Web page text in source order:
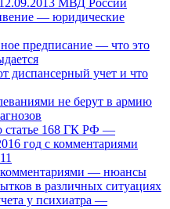
МВД России
— юридические
предписание — что это
диспансерный учет и что
не берут в армию
статье 168 ГК РФ —
год с комментариями
— нюансы
в различных ситуациях
у психиатра —